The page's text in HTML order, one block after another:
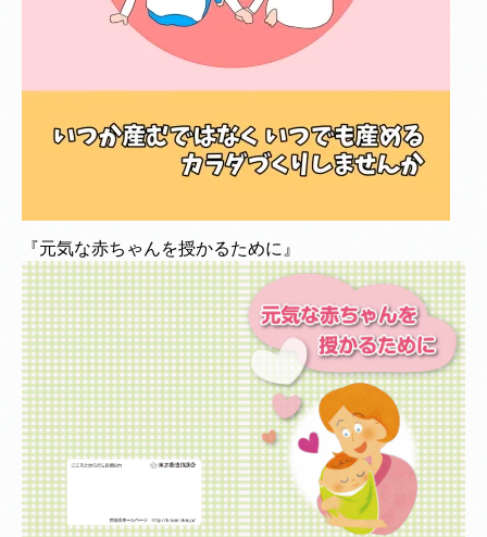
『元気な赤ちゃんを授かるために』